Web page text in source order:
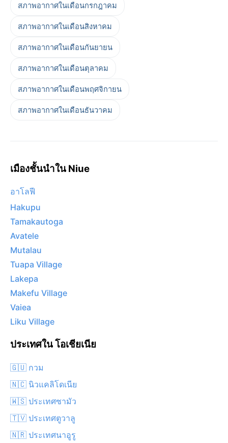
สภาพอากาศในเดือนกรกฎาคม
สภาพอากาศในเดือนสิงหาคม
สภาพอากาศในเดือนกันยายน
สภาพอากาศในเดือนตุลาคม
สภาพอากาศในเดือนพฤศจิกายน
สภาพอากาศในเดือนธันวาคม
เมืองชั้นนำใน Niue
อาโลฟี
Hakupu
Tamakautoga
Avatele
Mutalau
Tuapa Village
Lakepa
Makefu Village
Vaiea
Liku Village
ประเทศใน โอเชียเนีย
🇬🇺 กวม
🇳🇨 นิวแคลิโดเนีย
🇼🇸 ประเทศซามัว
🇹🇻 ประเทศตูวาลู
🇳🇷 ประเทศนาอูรู